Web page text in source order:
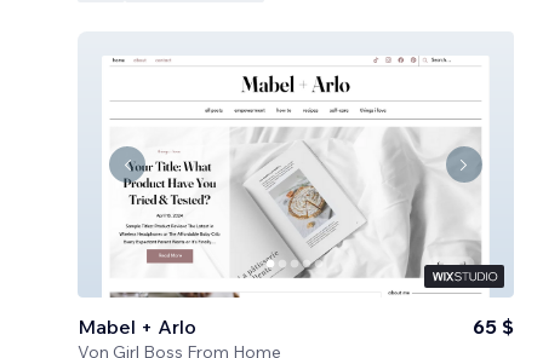
Mabel + Arlo
Von Girl Boss From Home
65 $